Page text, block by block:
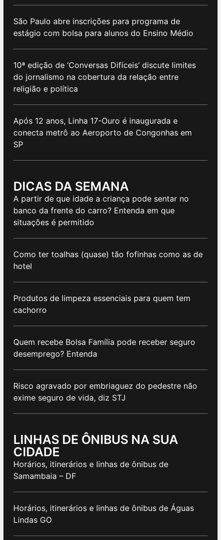
São Paulo abre inscrições para programa de
estágio com bolsa para alunos do Ensino Médio
10ª edição de ‘Conversas Difíceis’ discute limites
do jornalismo na cobertura da relação entre
religião e política
Após 12 anos, Linha 17-Ouro é inaugurada e
conecta metrô ao Aeroporto de Congonhas em
SP
DICAS DA SEMANA
A partir de que idade a criança pode sentar no
banco da frente do carro? Entenda em que
situações é permitido
Como ter toalhas (quase) tão fofinhas como as de
hotel
Produtos de limpeza essenciais para quem tem
cachorro
Quem recebe Bolsa Família pode receber seguro
desemprego? Entenda
Risco agravado por embriaguez do pedestre não
exime seguro de vida, diz STJ
LINHAS DE ÔNIBUS NA SUA
CIDADE
Horários, itinerários e linhas de ônibus de
Samambaia – DF
Horários, itinerários e linhas de ônibus de Águas
Lindas GO